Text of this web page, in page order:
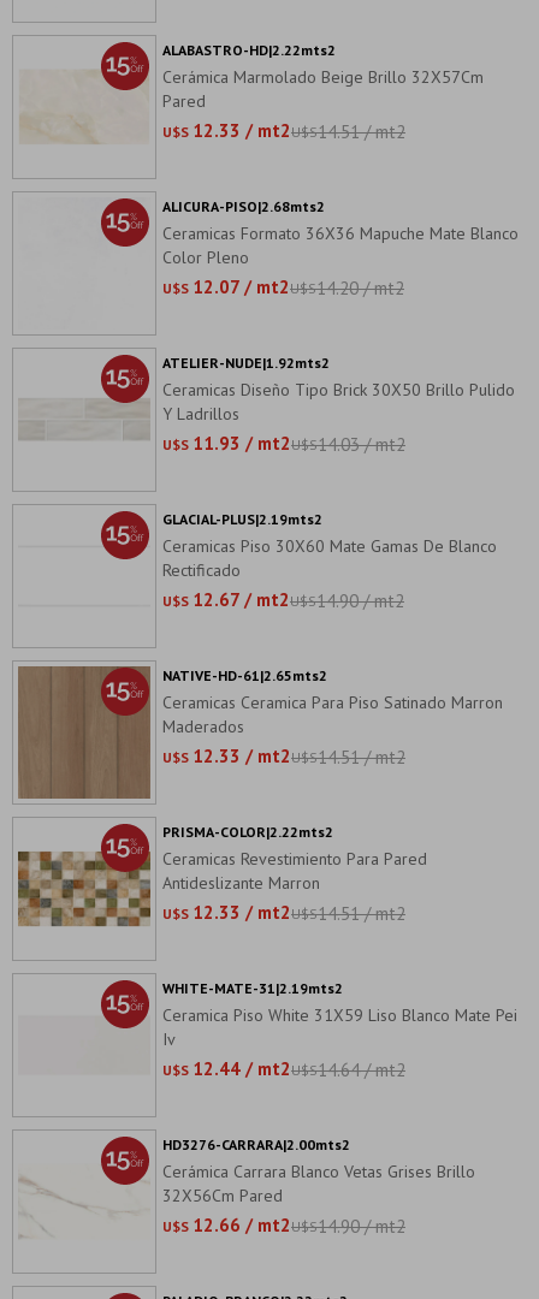
Cerámica Marmolado Beige Brillo 32X57Cm
Pared
U$S 12.33 / mt2U$S14.51 / mt2
ALABASTRO-HD|2.22mts2
Ceramicas Formato 36X36 Mapuche Mate Blanco
Color Pleno
U$S 12.07 / mt2U$S14.20 / mt2
ALICURA-PISO|2.68mts2
Ceramicas Diseño Tipo Brick 30X50 Brillo Pulido
Y Ladrillos
U$S 11.93 / mt2U$S14.03 / mt2
ATELIER-NUDE|1.92mts2
Ceramicas Piso 30X60 Mate Gamas De Blanco
Rectificado
U$S 12.67 / mt2U$S14.90 / mt2
GLACIAL-PLUS|2.19mts2
Ceramicas Ceramica Para Piso Satinado Marron
Maderados
U$S 12.33 / mt2U$S14.51 / mt2
NATIVE-HD-61|2.65mts2
Ceramicas Revestimiento Para Pared
Antideslizante Marron
U$S 12.33 / mt2U$S14.51 / mt2
PRISMA-COLOR|2.22mts2
Ceramica Piso White 31X59 Liso Blanco Mate Pei
Iv
U$S 12.44 / mt2U$S14.64 / mt2
WHITE-MATE-31|2.19mts2
Cerámica Carrara Blanco Vetas Grises Brillo
32X56Cm Pared
U$S 12.66 / mt2U$S14.90 / mt2
HD3276-CARRARA|2.00mts2